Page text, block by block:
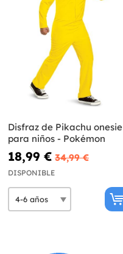
Disfraz de Pikachu onesie
para niños - Pokémon
18,99 € 34,99 €
DISPONIBLE